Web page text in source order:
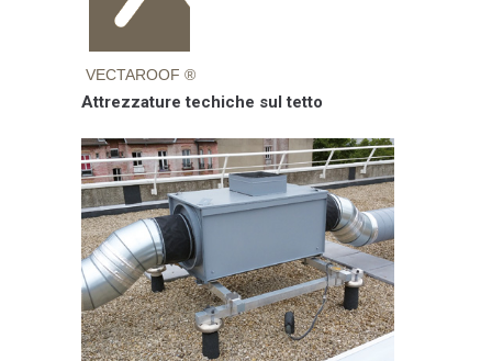
VECTAROOF ®
Attrezzature techiche sul tetto